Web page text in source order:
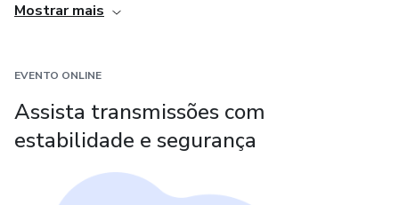
desonestos.
Mostrar mais
EVENTO ONLINE
Assista transmissões com
estabilidade e segurança